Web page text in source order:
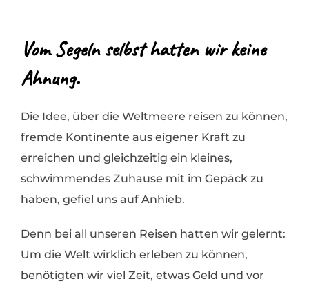
Vom Segeln selbst hatten wir keine
Ahnung.
Die Idee, über die Weltmeere reisen zu können,
fremde Kontinente aus eigener Kraft zu
erreichen und gleichzeitig ein kleines,
schwimmendes Zuhause mit im Gepäck zu
haben, gefiel uns auf Anhieb.
Denn bei all unseren Reisen hatten wir gelernt:
Um die Welt wirklich erleben zu können,
benötigten wir viel Zeit, etwas Geld und vor